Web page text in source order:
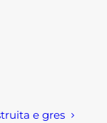
e gres
le
al
primo